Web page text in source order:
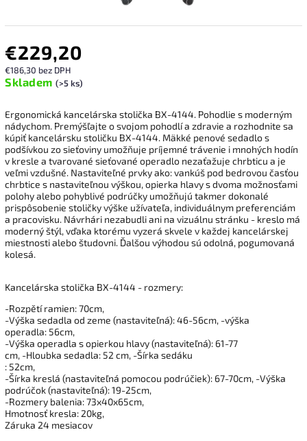
€229,20
€186,30 bez DPH
Skladem (>5 ks)
Ergonomická kancelárska stolička BX-4144. Pohodlie s moderným
nádychom. Premýšľajte o svojom pohodlí a zdravie a rozhodnite sa
kúpiť kancelársku stoličku BX-4144. Mäkké penové sedadlo s
podšívkou zo sieťoviny umožňuje príjemné trávenie i mnohých hodín
v kresle a tvarované sieťované operadlo nezaťažuje chrbticu a je
veľmi vzdušné. Nastaviteľné prvky ako: vankúš pod bedrovou časťou
chrbtice s nastaviteľnou výškou, opierka hlavy s dvoma možnosťami
polohy alebo pohyblivé podrúčky umožňujú takmer dokonalé
prispôsobenie stoličky výške užívateľa, individuálnym preferenciám
a pracovisku. Návrhári nezabudli ani na vizuálnu stránku - kreslo má
moderný štýl, vďaka ktorému vyzerá skvele v každej kancelárskej
miestnosti alebo študovni. Ďalšou výhodou sú odolná, pogumovaná
kolesá.
Kancelárska stolička BX-4144 - rozmery:
-Rozpětí ramien: 70cm,
-Výška sedadla od zeme (nastaviteľná): 46-56cm, -výška
operadla: 56cm,
-Výška operadla s opierkou hlavy (nastaviteľná): 61-77
cm, -Hloubka sedadla: 52 cm, -Šírka sedáku
: 52cm,
-Šírka kreslá (nastaviteľná pomocou podrúčiek): 67-70cm, -Výška
podrúčok (nastaviteľná): 19-25cm,
-Rozmery balenia: 73x40x65cm,
Hmotnosť kresla: 20kg,
Záruka 24 mesiacov